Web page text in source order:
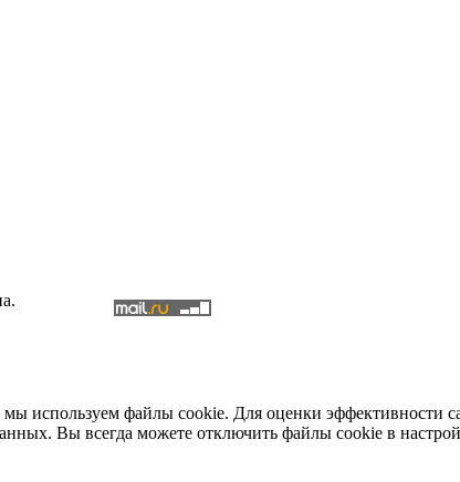
мы используем файлы cookie. Для оценки
Вы всегда можете отключить файлы cookie в